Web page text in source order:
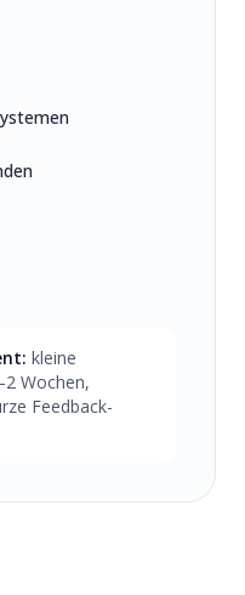
kleine
Wochen,
Feedback-